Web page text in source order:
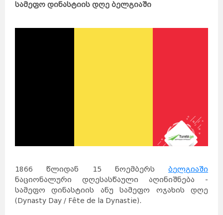
სამეფო დინასტიის დღე ბელგიაში
1866 წლიდან 15 ნოემბერს ბელგიაში
ნაციონალური დღესასწაული აღინიშნება -
სამეფო დინასტიის ანუ სამეფო ოჯახის დღე
(Dynasty Day / Fête de la Dynastie).